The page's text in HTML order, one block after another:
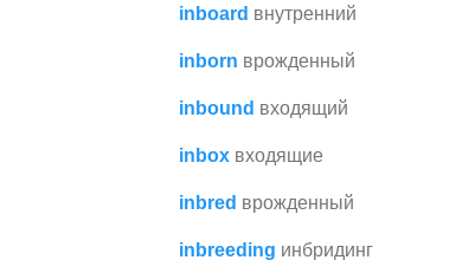
inboard внутренний
inborn врожденный
inbound входящий
inbox входящие
inbred врожденный
inbreeding инбридинг